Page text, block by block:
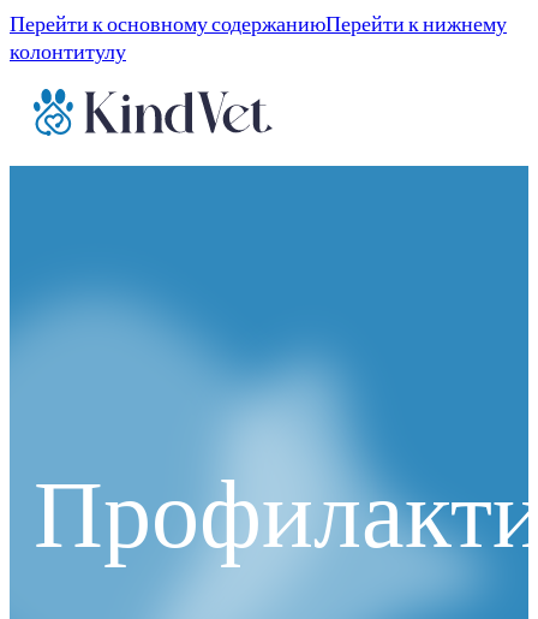
Перейти к основному содержаниюПерейти к нижнему
колонтитулу